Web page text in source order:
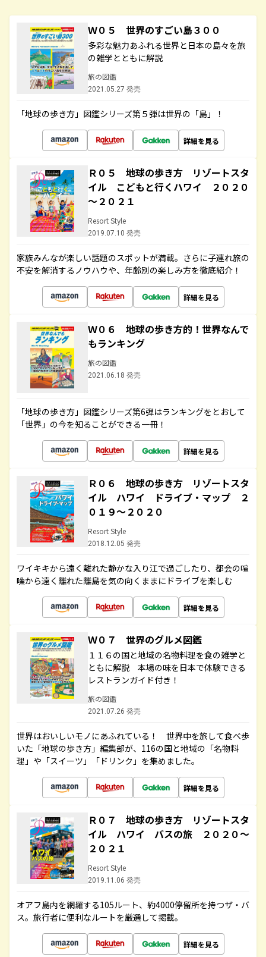
Ｗ０５ 世界のすごい島３００
多彩な魅力あふれる世界と日本の島々を旅
の雑学とともに解説
旅の図鑑
2021.05.27 発売
「地球の歩き方」図鑑シリーズ第５弾は世界の「島」！
詳細を見る
Ｒ０５ 地球の歩き方 リゾートスタ
イル こどもと行くハワイ ２０２０
～２０２１
Resort Style
2019.07.10 発売
家族みんなが楽しい話題のスポットが満載。さらに子連れ旅の
不安を解消するノウハウや、年齢別の楽しみ方を徹底紹介！
詳細を見る
Ｗ０６ 地球の歩き方的！世界なんで
もランキング
旅の図鑑
2021.06.18 発売
「地球の歩き方」図鑑シリーズ第6弾はランキングをとおして
「世界」の今を知ることができる一冊！
詳細を見る
Ｒ０６ 地球の歩き方 リゾートスタ
イル ハワイ ドライブ・マップ ２
０１９～２０２０
Resort Style
2018.12.05 発売
ワイキキから遠く離れた静かな入り江で過ごしたり、都会の喧
噪から遠く離れた離島を気の向くままにドライブを楽しむ
詳細を見る
Ｗ０７ 世界のグルメ図鑑
１１６の国と地域の名物料理を食の雑学と
ともに解説 本場の味を日本で体験できる
レストランガイド付き！
旅の図鑑
2021.07.26 発売
世界はおいしいモノにあふれている！ 世界中を旅して食べ歩
いた「地球の歩き方」編集部が、116の国と地域の「名物料
理」や「スイーツ」「ドリンク」を集めました。
詳細を見る
Ｒ０７ 地球の歩き方 リゾートスタ
イル ハワイ バスの旅 ２０２０～
２０２１
Resort Style
2019.11.06 発売
オアフ島内を網羅する105ルート、約4000停留所を持つザ・バ
ス。旅行者に便利なルートを厳選して掲載。
詳細を見る